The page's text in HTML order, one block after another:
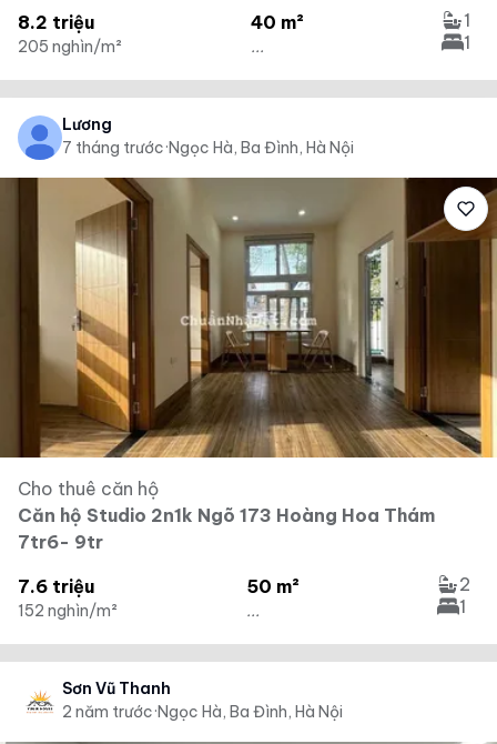
8.2 triệu
205 nghìn/m²
40 m²
...
1
1
Lương
7 tháng trước·Ngọc Hà, Ba Đình, Hà Nội
Cho thuê căn hộ
Căn hộ Studio 2n1k Ngõ 173 Hoàng Hoa Thám
7tr6- 9tr
7.6 triệu
152 nghìn/m²
50 m²
...
2
1
Sơn Vũ Thanh
2 năm trước·Ngọc Hà, Ba Đình, Hà Nội